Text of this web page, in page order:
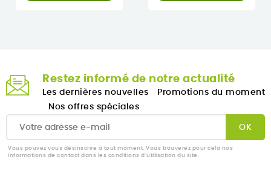
Restez informé de notre actualité
Les dernières nouvelles
Promotions du moment
Nos offres spéciales
Vous pouvez vous désinscrire à tout moment. Vous trouverez pour cela nos
informations de contact dans les conditions d'utilisation du site.